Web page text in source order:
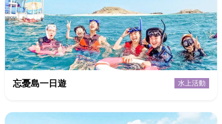
忘憂島一日遊 水上活動